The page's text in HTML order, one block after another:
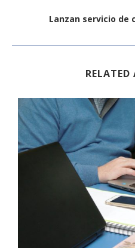
Lanzan servicio de
RELATED